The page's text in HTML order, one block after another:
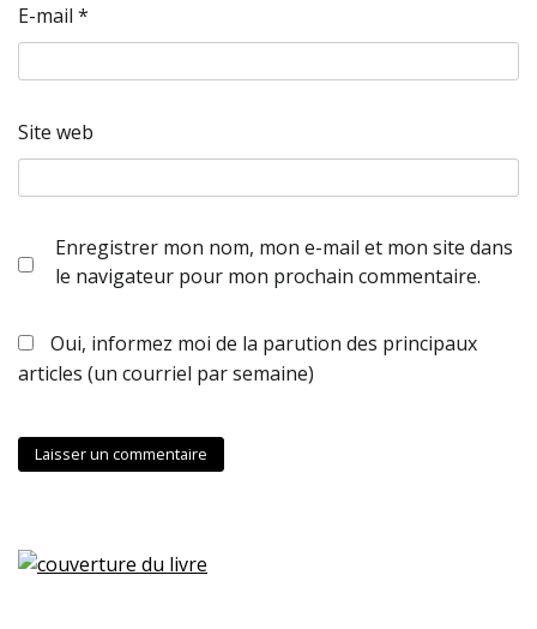
E-mail *
Site web
Enregistrer mon nom, mon e-mail et mon site dans
le navigateur pour mon prochain commentaire.
Oui, informez moi de la parution des principaux
articles (un courriel par semaine)